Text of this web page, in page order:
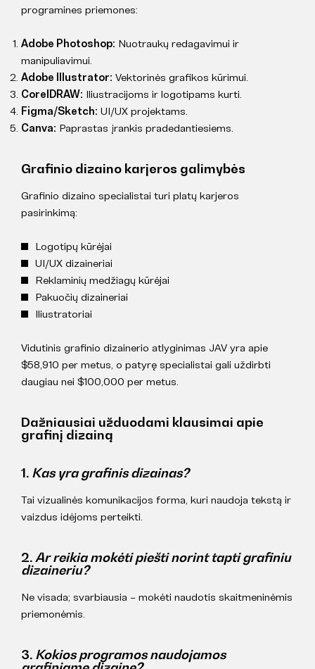
programines priemones:
Adobe Photoshop: Nuotraukų redagavimui ir
manipuliavimui.
Adobe Illustrator: Vektorinės grafikos kūrimui.
CorelDRAW: Iliustracijoms ir logotipams kurti.
Figma/Sketch: UI/UX projektams.
Canva: Paprastas įrankis pradedantiesiems.
Grafinio dizaino karjeros galimybės
Grafinio dizaino specialistai turi platų karjeros
pasirinkimą:
Logotipų kūrėjai
UI/UX dizaineriai
Reklaminių medžiagų kūrėjai
Pakuočių dizaineriai
Iliustratoriai
Vidutinis grafinio dizainerio atlyginimas JAV yra apie
$58,910 per metus, o patyrę specialistai gali uždirbti
daugiau nei $100,000 per metus.
Dažniausiai užduodami klausimai apie
grafinį dizainą
1. Kas yra grafinis dizainas?
Tai vizualinės komunikacijos forma, kuri naudoja tekstą ir
vaizdus idėjoms perteikti.
2. Ar reikia mokėti piešti norint tapti grafiniu
dizaineriu?
Ne visada; svarbiausia – mokėti naudotis skaitmeninėmis
priemonėmis.
3. Kokios programos naudojamos